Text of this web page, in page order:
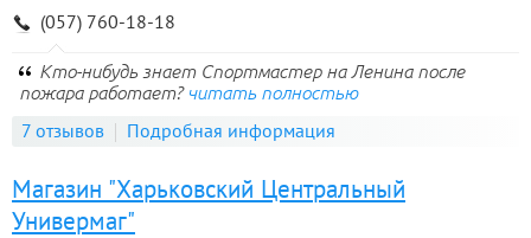
(057) 760-18-18
Кто-нибудь знает Спортмастер на Ленина после
пожара работает? читать полностью
7 отзывов Подробная информация
Магазин "Харьковский Центральный
Универмаг"